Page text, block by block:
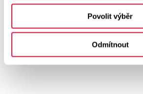
Povolit výběr
Odmítnout